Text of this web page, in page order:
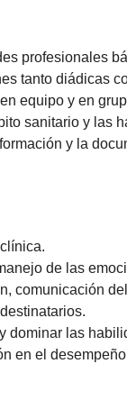
profesionales
tanto diádicas
equipo y en
sanitario y
y la
de las
comunicación
dominar las
en el